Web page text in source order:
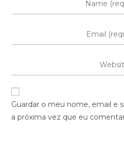
Guardar o meu nome, email e
a próxima vez que eu